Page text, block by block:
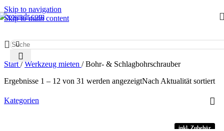
Skip to navigation
Skip to main content
Start / Werkzeug mieten / Bohr- & Schlagbohrschrauber
Ergebnisse 1 – 12 von 31 werden angezeigtNach Aktualität sortiert
Kategorien
inkl. Zubehör